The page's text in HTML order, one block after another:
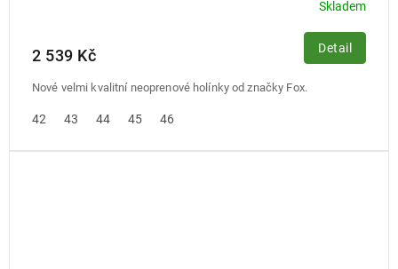
Skladem
2 539 Kč Detail
Nové velmi kvalitní neoprenové holínky od značky Fox.
42 43 44 45 46